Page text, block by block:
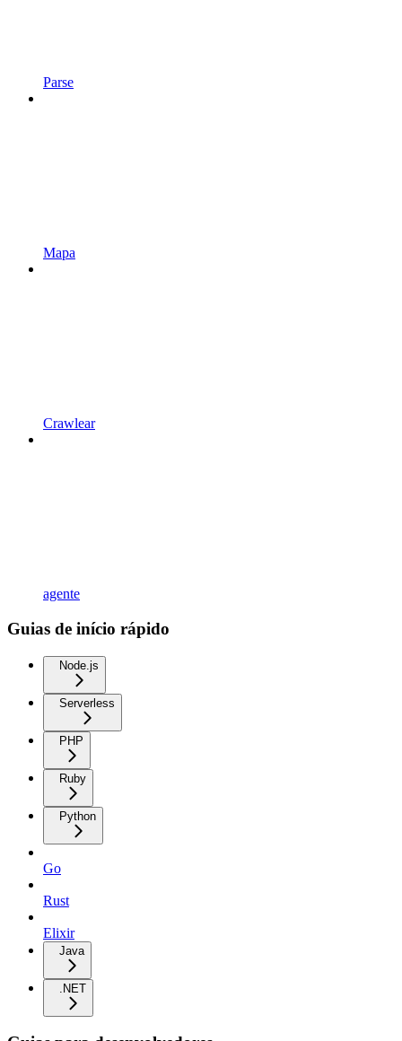
Parse
Mapa
Crawlear
agente
Guias de início rápido
Node.js
Serverless
PHP
Ruby
Python
Go
Rust
Elixir
Java
.NET